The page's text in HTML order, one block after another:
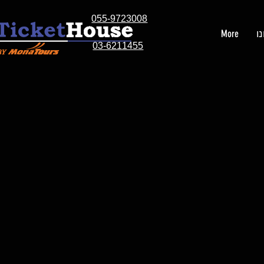
055-9723008
03-6211455
More